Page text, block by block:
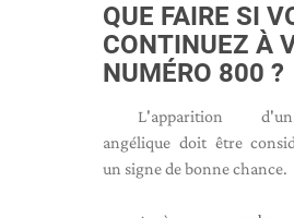
QUE FAIRE SI
CONTINUEZ À
NUMÉRO 800 ?
L'apparition
angélique doit être
un signe de bonne chance.